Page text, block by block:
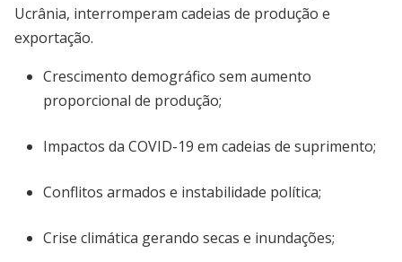
Ucrânia, interromperam cadeias de produção e
exportação.
Crescimento demográfico sem aumento
proporcional de produção;
Impactos da COVID-19 em cadeias de suprimento;
Conflitos armados e instabilidade política;
Crise climática gerando secas e inundações;